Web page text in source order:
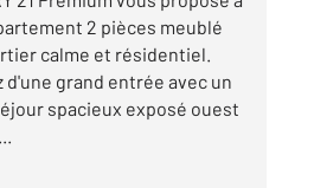
2 pièces meublé
calme et résidentiel.
grand entrée avec un
spacieux exposé ouest